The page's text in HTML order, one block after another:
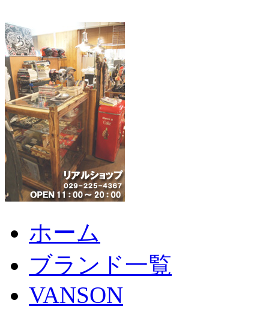
ホーム
ブランド一覧
VANSON